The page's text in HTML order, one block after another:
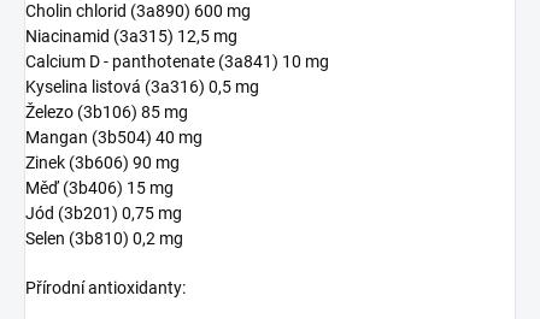
Cholin chlorid (3a890) 600 mg
Niacinamid (3a315) 12,5 mg
Calcium D - panthotenate (3a841) 10 mg
Kyselina listová (3a316) 0,5 mg
Železo (3b106) 85 mg
Mangan (3b504) 40 mg
Zinek (3b606) 90 mg
Měď (3b406) 15 mg
Jód (3b201) 0,75 mg
Selen (3b810) 0,2 mg
Přírodní antioxidanty: